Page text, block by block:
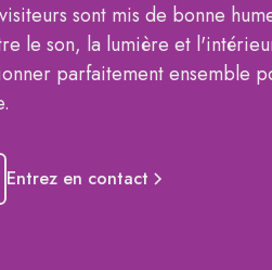
sont mis de bonne
le son, la lumière et
parfaitement ensemble
Entrez en contact